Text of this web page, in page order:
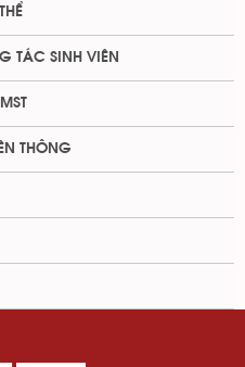
TÁC SINH VIÊN
THÔNG